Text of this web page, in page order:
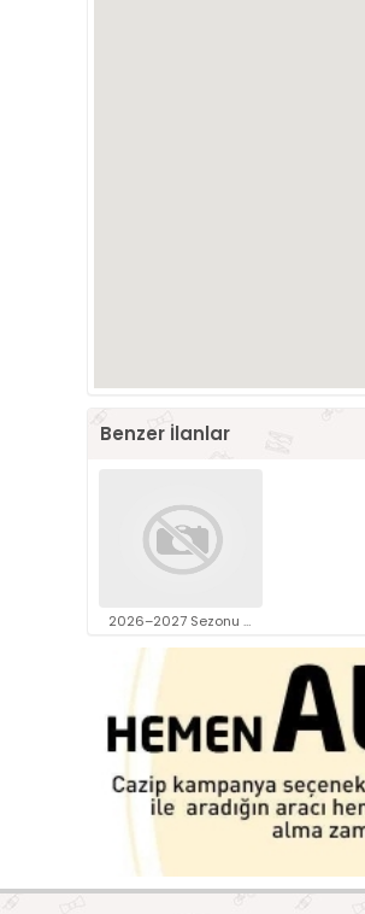
Benzer İlanlar
2026–2027 Sezonu Reklam Çekiml..